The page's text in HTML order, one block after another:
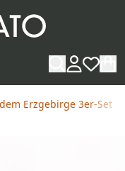
Erzgebirge 3er-Set